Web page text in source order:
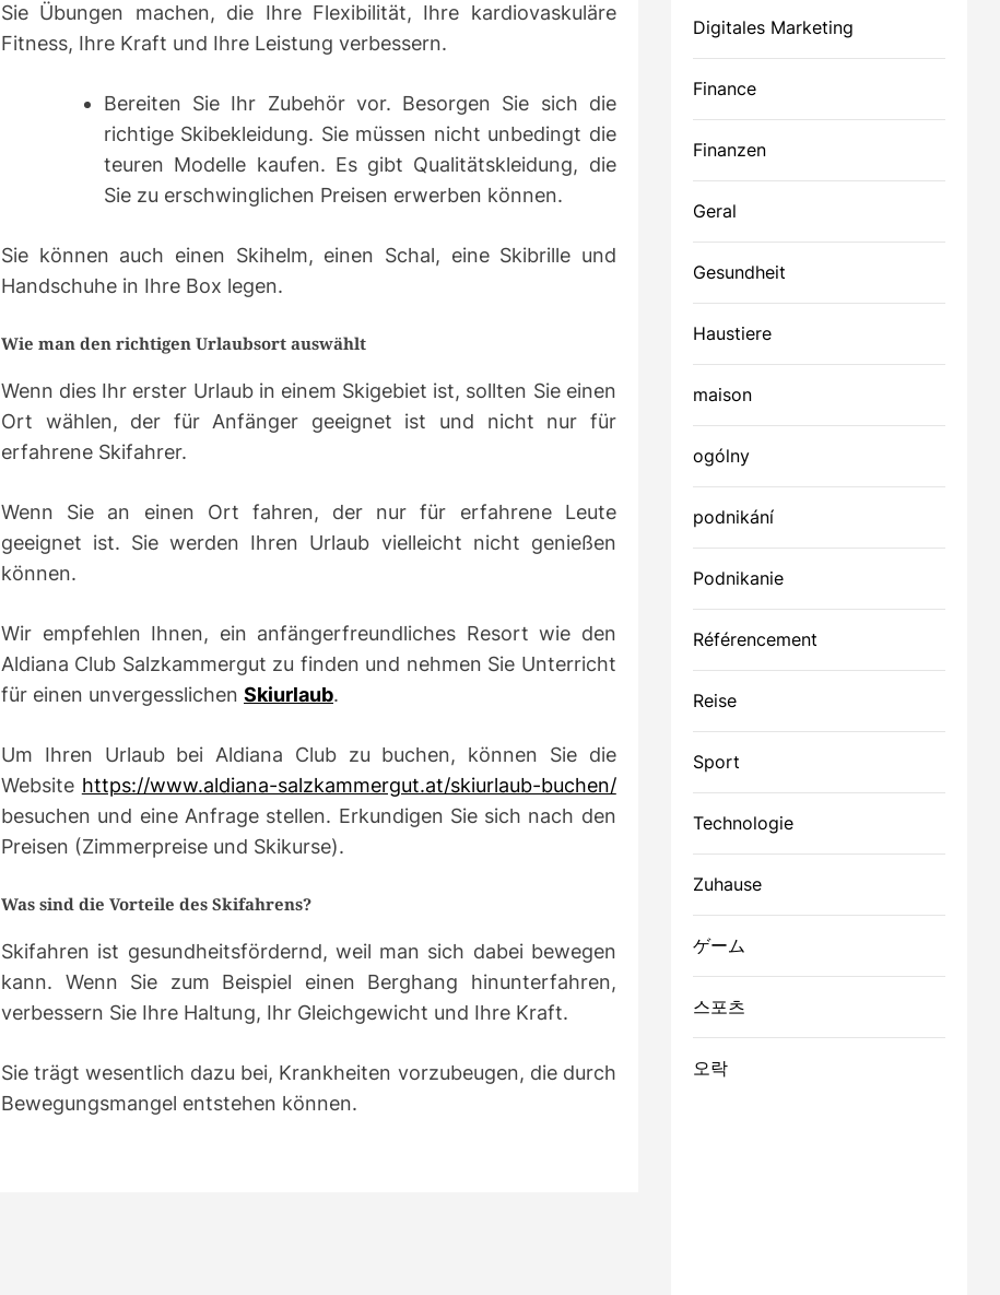
Sie Übungen machen, die Ihre Flexibilität, Ihre kardiovaskuläre
Fitness, Ihre Kraft und Ihre Leistung verbessern.
Bereiten Sie Ihr Zubehör vor. Besorgen Sie sich die
richtige Skibekleidung. Sie müssen nicht unbedingt die
teuren Modelle kaufen. Es gibt Qualitätskleidung, die
Sie zu erschwinglichen Preisen erwerben können.
Sie können auch einen Skihelm, einen Schal, eine Skibrille und
Handschuhe in Ihre Box legen.
Wie man den richtigen Urlaubsort auswählt
Wenn dies Ihr erster Urlaub in einem Skigebiet ist, sollten Sie einen
Ort wählen, der für Anfänger geeignet ist und nicht nur für
erfahrene Skifahrer.
Wenn Sie an einen Ort fahren, der nur für erfahrene Leute
geeignet ist. Sie werden Ihren Urlaub vielleicht nicht genießen
können.
Wir empfehlen Ihnen, ein anfängerfreundliches Resort wie den
Aldiana Club Salzkammergut zu finden und nehmen Sie Unterricht
für einen unvergesslichen Skiurlaub.
Um Ihren Urlaub bei Aldiana Club zu buchen, können Sie die
Website https://www.aldiana-salzkammergut.at/skiurlaub-buchen/
besuchen und eine Anfrage stellen. Erkundigen Sie sich nach den
Preisen (Zimmerpreise und Skikurse).
Was sind die Vorteile des Skifahrens?
Skifahren ist gesundheitsfördernd, weil man sich dabei bewegen
kann. Wenn Sie zum Beispiel einen Berghang hinunterfahren,
verbessern Sie Ihre Haltung, Ihr Gleichgewicht und Ihre Kraft.
Sie trägt wesentlich dazu bei, Krankheiten vorzubeugen, die durch
Bewegungsmangel entstehen können.
Digitales Marketing
Finance
Finanzen
Geral
Gesundheit
Haustiere
maison
ogólny
podnikání
Podnikanie
Référencement
Reise
Sport
Technologie
Zuhause
ゲーム
스포츠
오락